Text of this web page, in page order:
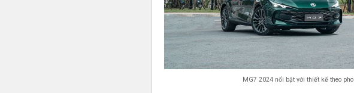
MG7 2024 nổi bật với thiết kế theo